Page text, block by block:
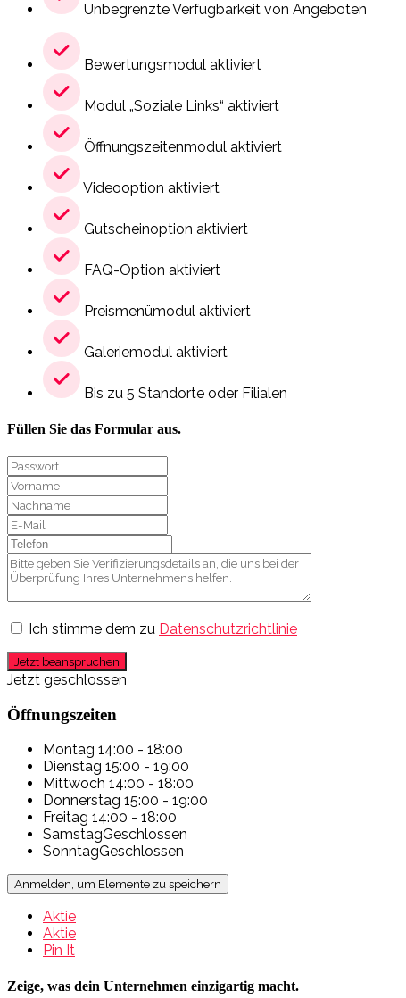
Unbegrenzte Verfügbarkeit von Angeboten
Bewertungsmodul aktiviert
Modul „Soziale Links“ aktiviert
Öffnungszeitenmodul aktiviert
Videooption aktiviert
Gutscheinoption aktiviert
FAQ-Option aktiviert
Preismenümodul aktiviert
Galeriemodul aktiviert
Bis zu 5 Standorte oder Filialen
Füllen Sie das Formular aus.
Ich stimme dem zu Datenschutzrichtlinie
Jetzt beanspruchen
Jetzt geschlossen
Öffnungszeiten
Montag 14:00 - 18:00
Dienstag 15:00 - 19:00
Mittwoch 14:00 - 18:00
Donnerstag 15:00 - 19:00
Freitag 14:00 - 18:00
SamstagGeschlossen
SonntagGeschlossen
Anmelden, um Elemente zu speichern
Aktie
Aktie
Pin It
Zeige, was dein Unternehmen einzigartig macht.